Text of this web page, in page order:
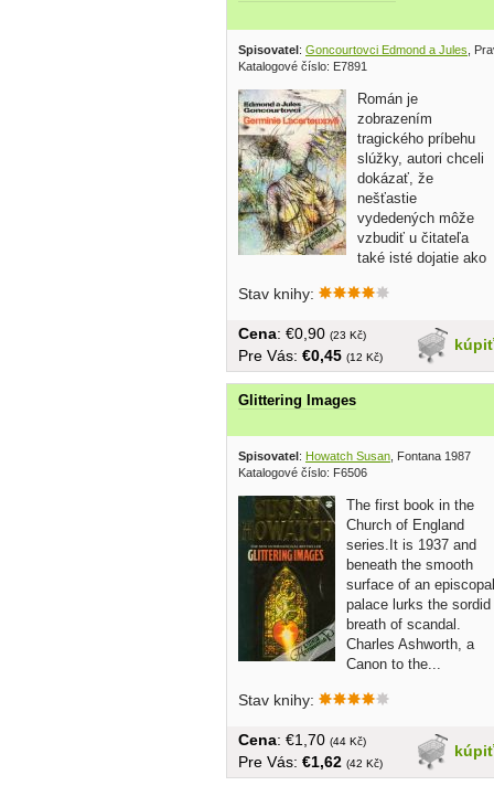
Spisovatel: Goncourtovci Edmond a Jules ,
Katalogové číslo: E7891
Román je
zobrazením
tragického príbehu
slúžky, autori chceli
dokázať, že
nešťastie
vydedených môže
vzbudiť u čitateľa
také isté dojatie ako
Stav knihy:
kúpiť
Cena: €0,90 (23 Kč)
Pre Vás: €0,45 (12 Kč)
Glittering Images
Spisovatel : Howatch Susan , Fontana 1987
Katalogové číslo: F6506
The first book in the
Church of England
series.It is 1937 and
beneath the smooth
surface of an episcopal
palace lurks the sordid
breath of scandal.
Charles Ashworth, a
Canon to the...
Stav knihy:
kúpiť
Cena: €1,70 (44 Kč)
Pre Vás: €1,62 (42 Kč)